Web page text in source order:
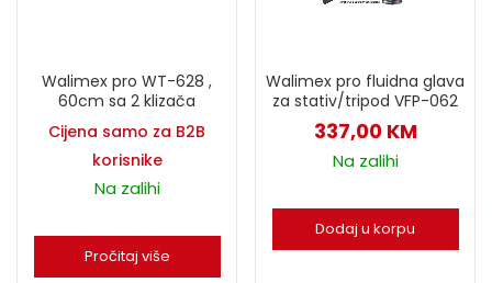
Walimex pro WT-628 ,
60cm sa 2 klizača
Cijena samo za B2B
korisnike
Na zalihi
Pročitaj više
Walimex pro fluidna glava
za stativ/tripod VFP-062
337,00 KM
Na zalihi
Dodaj u korpu